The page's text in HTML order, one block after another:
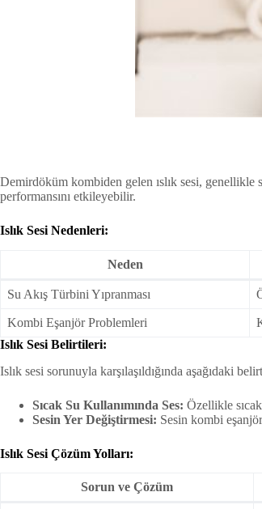
Demirdöküm kombiden gelen ıslık sesi, genellikle
performansını etkileyebilir.
Islık Sesi Nedenleri:
Neden
Su Akış Türbini Yıpranması
Kombi Eşanjör Problemleri
Islık Sesi Belirtileri:
Islık sesi sorunuyla karşılaşıldığında aşağıdaki
Sıcak Su Kullanımında Ses: Özellikle
Sesin Yer Değiştirmesi: Sesin kombi
Islık Sesi Çözüm Yolları:
Sorun ve Çözüm